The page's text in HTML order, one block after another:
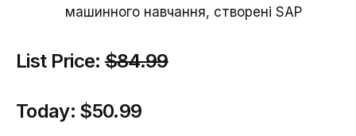
машинного навчання, створені SAP
List Price:$84.99
Today: $50.99